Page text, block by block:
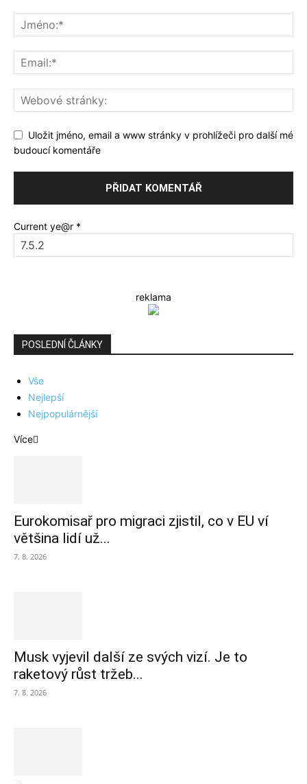
Uložit jméno, email a www stránky v prohlížeči pro další mé
budoucí komentáře
Current ye@r *
reklama
POSLEDNÍ ČLÁNKY
Vše
Nejlepší
Nejpopulárnější
Více
Eurokomisař pro migraci zjistil, co v EU ví
většina lidí už...
7. 8. 2026
Musk vyjevil další ze svých vizí. Je to
raketový růst tržeb...
7. 8. 2026